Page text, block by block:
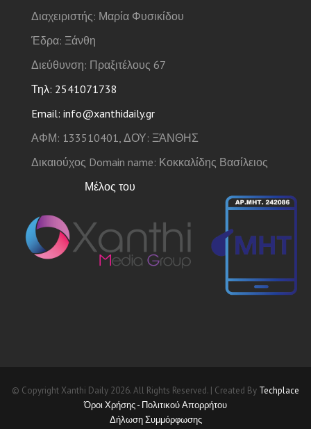
Διαχειριστής: Μαρία Φυσικίδου
Έδρα: Ξάνθη
Διεύθυνση: Πραξιτέλους 67
Τηλ: 2541071738
Email: info@xanthidaily.gr
ΑΦΜ: 133510401, ΔΟΥ: ΞΆΝΘΗΣ
Δικαιούχος Domain name: Κοκκαλίδης Βασίλειος
Μέλος του
© Copyright Xanthi Daily 2026. All Rights Reserved. | Created By Techplace
Όροι Χρήσης - Πολιτικού Απορρήτου
Δήλωση Συμμόρφωσης